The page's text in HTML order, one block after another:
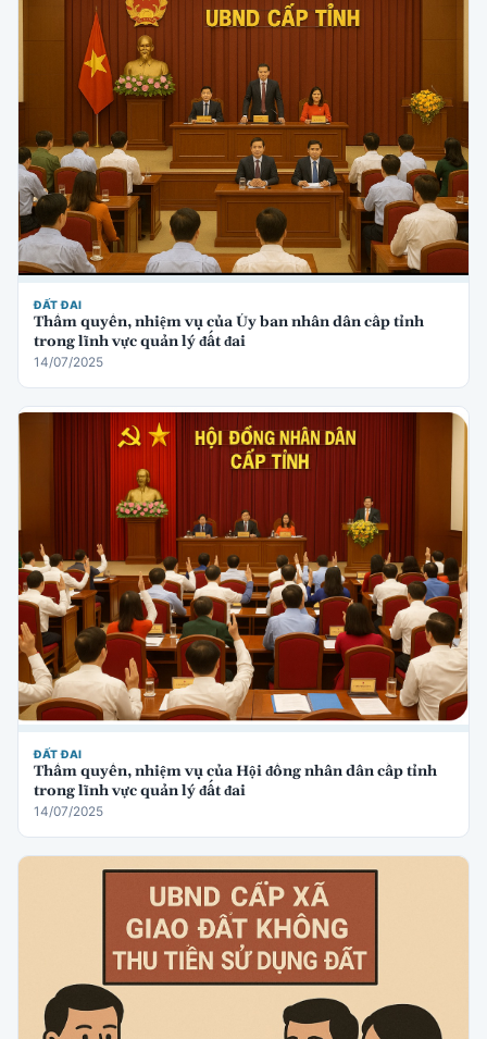
ĐẤT ĐAI
Thẩm quyền, nhiệm vụ của Ủy ban nhân dân cấp tỉnh
trong lĩnh vực quản lý đất đai
14/07/2025
ĐẤT ĐAI
Thẩm quyền, nhiệm vụ của Hội đồng nhân dân cấp tỉnh
trong lĩnh vực quản lý đất đai
14/07/2025